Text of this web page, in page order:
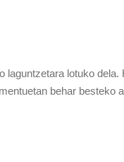
lotuko
behar besteko